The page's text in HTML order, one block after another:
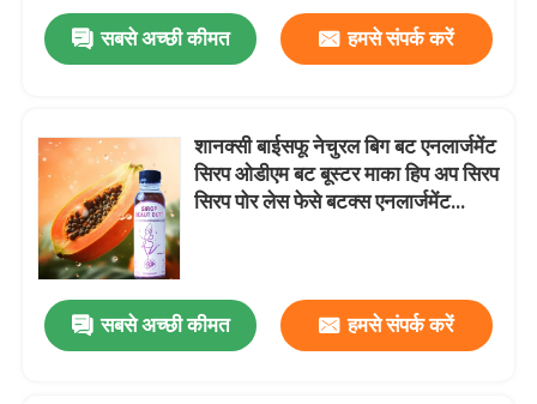
सबसे अच्छी कीमत हमसे संपर्क करें
शानक्सी बाईसफू नेचुरल बिग बट एनलार्जमेंट
सिरप ओडीएम बट बूस्टर माका हिप अप सिरप
सिरप पोर लेस फेसे बटक्स एनलार्जमेंट
सबसे अच्छी कीमत हमसे संपर्क करें